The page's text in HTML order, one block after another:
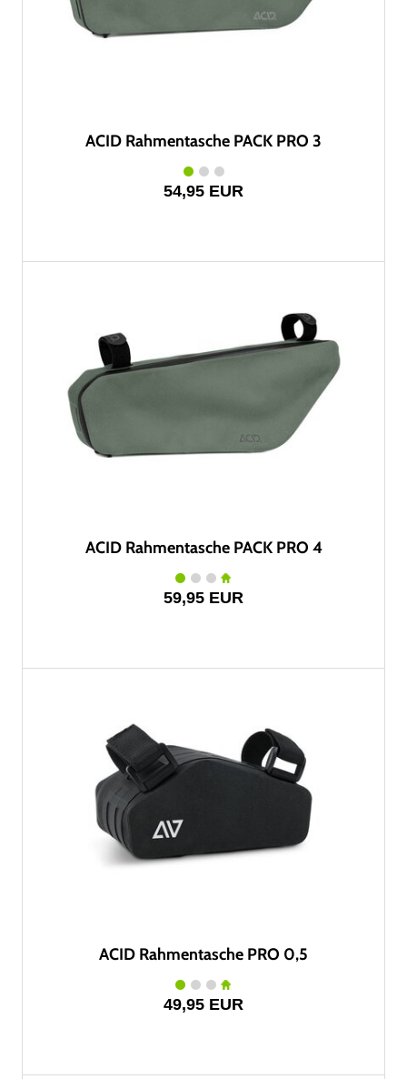
ACID Rahmentasche PACK PRO 3
54,95 EUR
ACID Rahmentasche PACK PRO 4
59,95 EUR
ACID Rahmentasche PRO 0,5
49,95 EUR